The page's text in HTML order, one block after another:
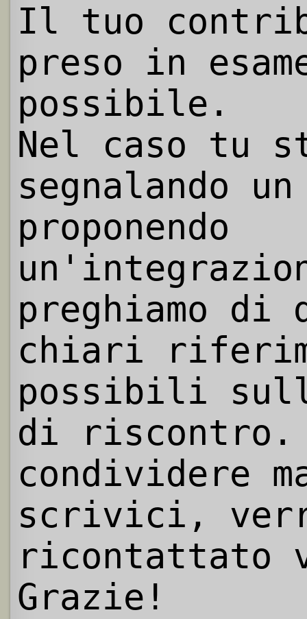
Il tuo
preso in
possibile.
Nel caso tu
segnalando
proponendo
preghiamo
chiari
possibili
di riscontro.
condividere
scrivici,
ricontattato
Grazie!